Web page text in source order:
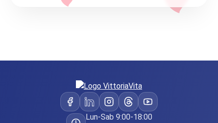
Lun-Sab 9:00-18:00